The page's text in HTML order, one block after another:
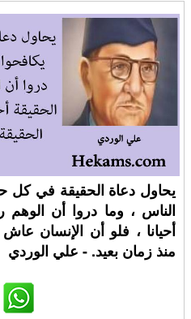
يحاول دعاة الحقيقة في كل
الناس ، وما دروا أن الوهم
أحيانا ، فلو أن الإنسان
منذ زمان بعيد. - علي الوردي